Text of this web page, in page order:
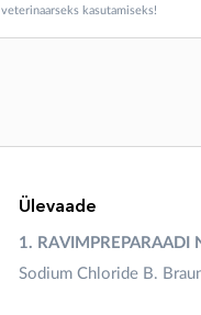
veterinaarseks kasutamiseks!
Ülevaade
1. RAVIMPREPARAADI
Sodium Chloride B.